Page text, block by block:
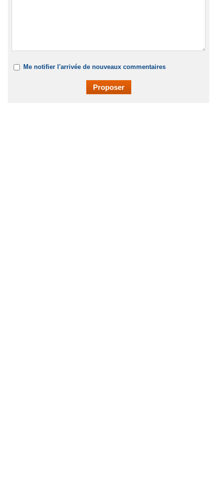
Me notifier l'arrivée de nouveaux commentaires